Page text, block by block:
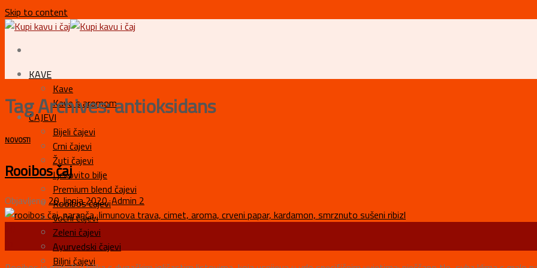
Skip to content
KAVE
Kave
Kave s aromom
ČAJEVI
Bijeli čajevi
Crni čajevi
Žuti čajevi
Ljekovito bilje
Premium blend čajevi
Rooibos čajevi
Voćni čajevi
Zeleni čajevi
Ayurvedski čajevi
Biljni čajevi
Tag Archives:antioksidans
NOVOSTI
Rooibos čaj
Objavljeno 20. lipnja 2020.Admin 2